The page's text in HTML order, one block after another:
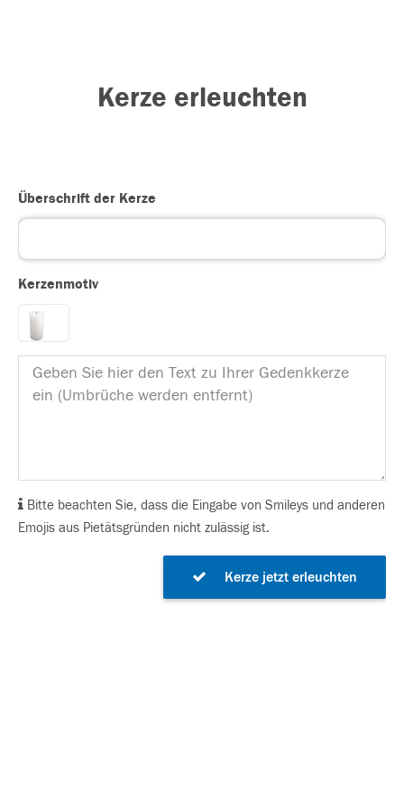
Kerze erleuchten
Überschrift der Kerze
Kerzenmotiv
Bitte beachten Sie, dass die Eingabe von Smileys und anderen
Emojis aus Pietätsgründen nicht zulässig ist.
Kerze jetzt erleuchten